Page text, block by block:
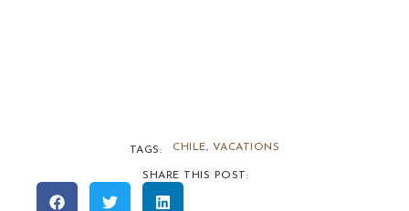
TAGS: CHILE, VACATIONS
SHARE THIS POST: